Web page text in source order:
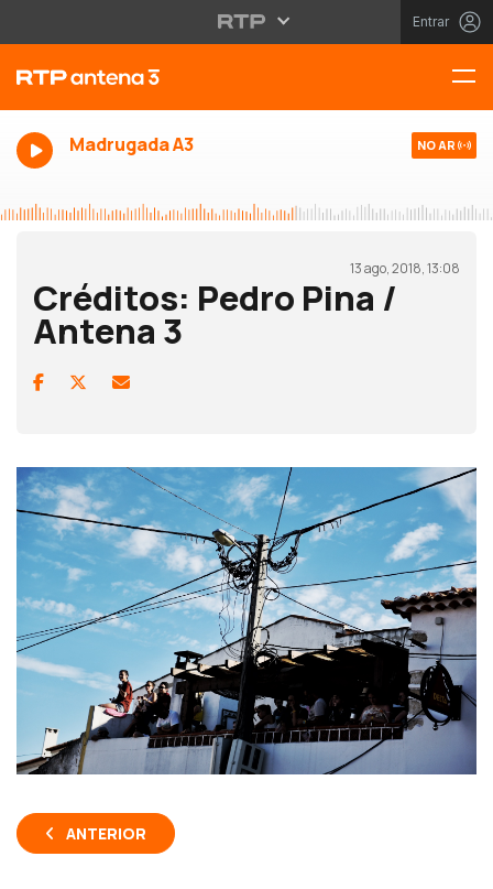
Entrar
Madrugada A3 NO AR
13 ago, 2018, 13:08
Créditos: Pedro Pina /
Antena 3
ANTERIOR